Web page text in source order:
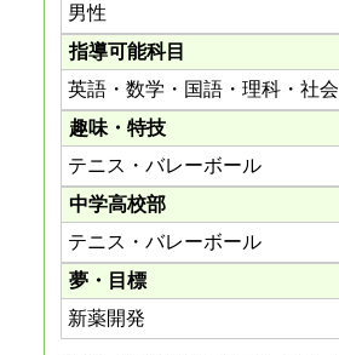
男性
指導可能科目
英語・数学・国語・理科・社会
趣味・特技
テニス・バレーボール
中学高校部
テニス・バレーボール
夢・目標
新薬開発